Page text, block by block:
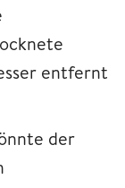
entfernt
der